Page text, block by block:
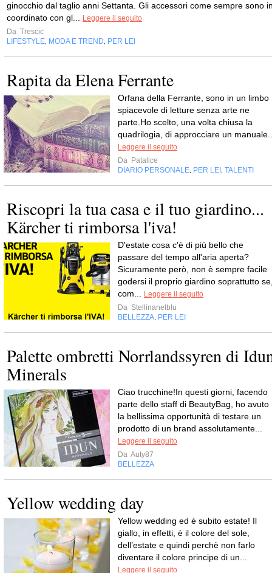
ginocchio dal taglio anni Settanta. Gli accessori come sempre sono
coordinato con gl...
Leggere il seguito
Da Trescic
LIFESTYLE MODA E TREND PER LEI
Rapita da Elena Ferrante
Orfana della Ferrante, sono in un limbo
spiacevole di letture senza arte ne
parte.Ho scelto, una volta chiusa la
quadrilogia, di approcciare un
Leggere il seguito
Da Patalice
DIARIO PERSONALE PER LEI TALENTI
Riscopri la tua casa e il tuo giardino...
Kärcher ti rimborsa l'iva!
D'estate cosa c'è di più bello che
passare del tempo all'aria aperta?
Sicuramente però, non è sempre facile
godersi il proprio giardino soprattutto
com...
Leggere il seguito
Da Stellinanelblu
BELLEZZA PER LEI
Palette ombretti Norrlandssyren di
Minerals
Ciao trucchine!In questi giorni, facendo
parte dello staff di BeautyBag, ho avuto
la bellissima opportunità di testare un
prodotto di un brand assolutamente...
Leggere il seguito
Da Auty87
BELLEZZA
Yellow wedding day
Yellow wedding ed è subito estate! Il
giallo, in effetti, è il colore del sole,
dell’estate e quindi perchè non farlo
diventare il colore principe di un...
Leggere il seguito